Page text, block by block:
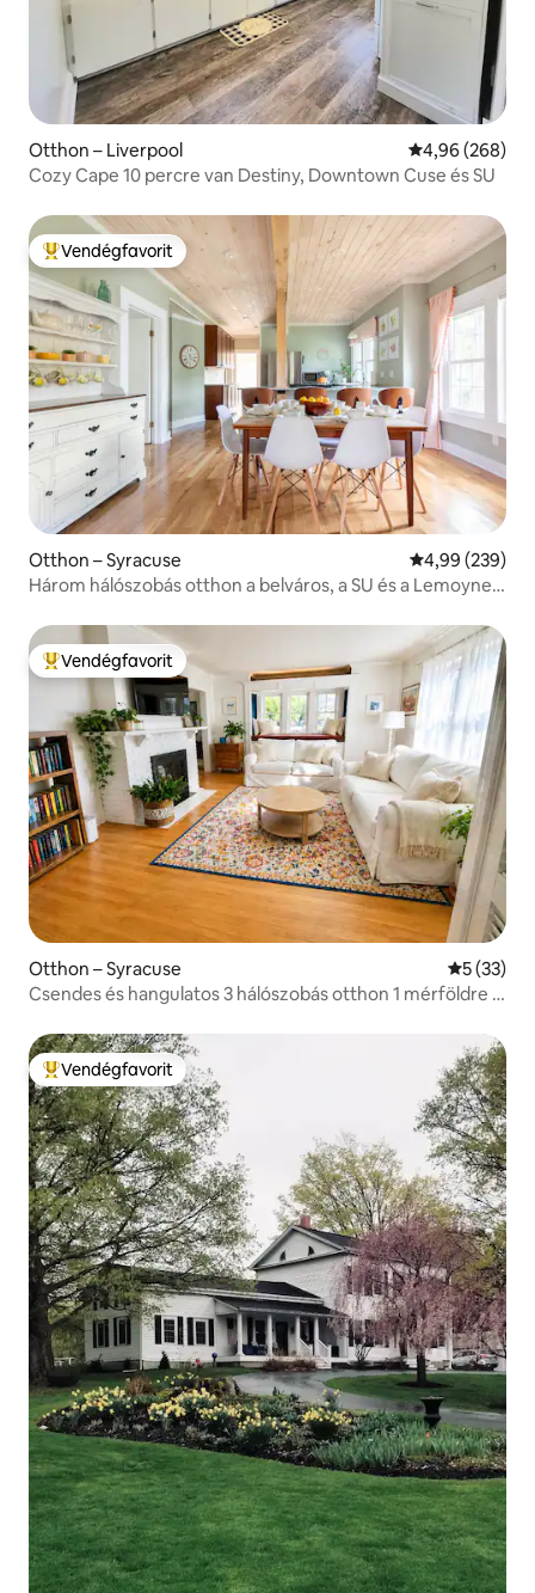
Otthon – Liverpool Átlagos
4,96 (268)
Cozy Cape 10 percre van Destiny, Downtown Cuse és SU
Kiemelt vendégfavorit
Vendégfavorit
Otthon – Syracuse Átlagos
4,99 (239)
Három hálószobás otthon a belváros, a SU és a Lemoyne
Kiemelt vendégfavorit
Vendégfavorit
Otthon – Syracuse Átlagos
5 (33)
Csendes és hangulatos 3 hálószobás otthon 1 mérföldre a
Kiemelt vendégfavorit
Vendégfavorit